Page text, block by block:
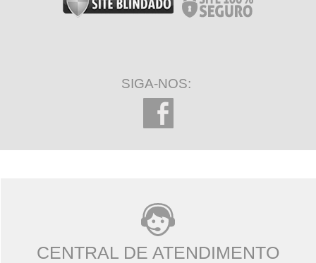
SIGA-NOS:
CENTRAL DE ATENDIMENTO